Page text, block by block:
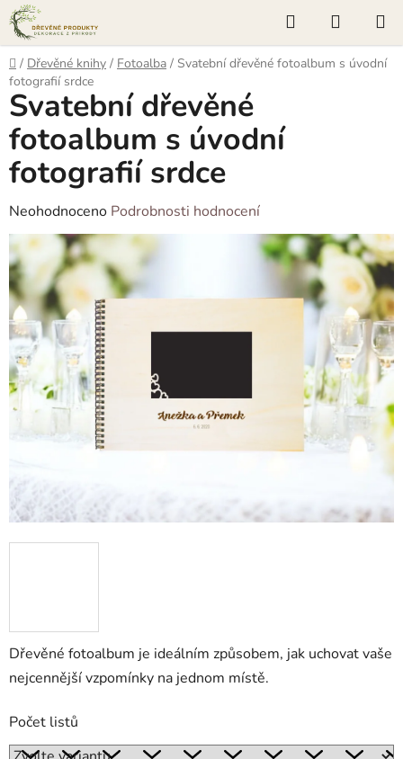
Přejít
na
obsah
Hledat
KOŠÍK
Domů
/ Dřevěné knihy / Fotoalba / Svatební dřevěné fotoalbum s úvodní
fotografií srdce
Dřevěné fotoalbum je ideálním způsobem, jak uchovat vaše
nejcennější vzpomínky na jednom místě.
Počet listů
Svatební dřevěné
fotoalbum s úvodní
fotografií srdce
Průměrné
hodnocení
produktu
je
0,0
z
5
hvězdiček.
Neohodnoceno Podrobnosti hodnocení